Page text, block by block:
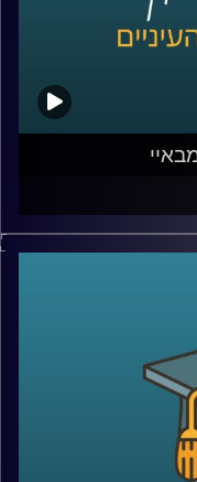
בעולם
הצצה
העיר, לקשיי
המרגשים